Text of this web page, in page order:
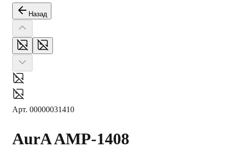
Назад
Арт. 00000031410
AurAAMP-1408